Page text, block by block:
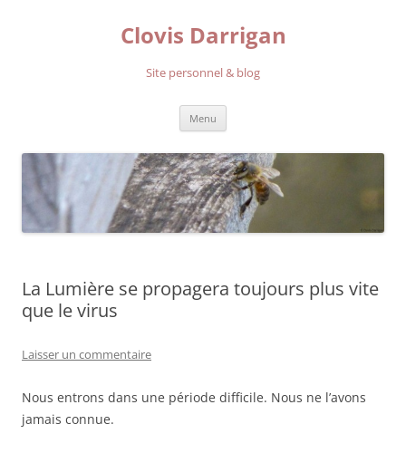
Clovis Darrigan
Site personnel & blog
Menu
La Lumière se propagera toujours plus vite
que le virus
Laisser un commentaire
Nous entrons dans une période difficile. Nous ne l’avons
jamais connue.